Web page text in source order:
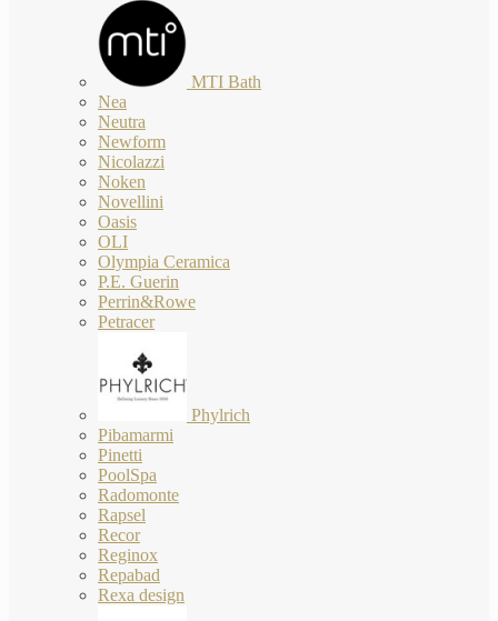
MTI Bath
Nea
Neutra
Newform
Nicolazzi
Noken
Novellini
Oasis
OLI
Olympia Ceramica
P.E. Guerin
Perrin&Rowe
Petracer
Phylrich
Pibamarmi
Pinetti
PoolSpa
Radomonte
Rapsel
Recor
Reginox
Repabad
Rexa design